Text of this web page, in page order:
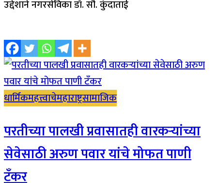
उद्देशाने नगरसेविका डॉ. सौ. कुंदाताई
धार्मिकमहत्त्वाचेमहाराष्ट्रसामाजिक
परतीच्या पालखी प्रवासातही वारकऱ्यांच्या
सेवेसाठी अरुण पवार यांचे मोफत पाणी
टँकर